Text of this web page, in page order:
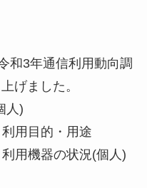
和3年通信利用動向調
げました。
人)
用目的・用途
用機器の状況(個人)